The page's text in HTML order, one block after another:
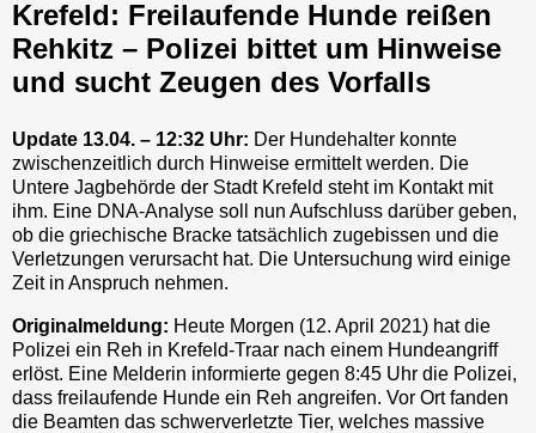
Krefeld: Freilaufende Hunde reißen
Rehkitz – Polizei bittet um Hinweise
und sucht Zeugen des Vorfalls
Update 13.04. – 12:32 Uhr: Der Hundehalter konnte
zwischenzeitlich durch Hinweise ermittelt werden. Die
Untere Jagbehörde der Stadt Krefeld steht im Kontakt mit
ihm. Eine DNA-Analyse soll nun Aufschluss darüber geben,
ob die griechische Bracke tatsächlich zugebissen und die
Verletzungen verursacht hat. Die Untersuchung wird einige
Zeit in Anspruch nehmen.
Originalmeldung: Heute Morgen (12. April 2021) hat die
Polizei ein Reh in Krefeld-Traar nach einem Hundeangriff
erlöst. Eine Melderin informierte gegen 8:45 Uhr die Polizei,
dass freilaufende Hunde ein Reh angreifen. Vor Ort fanden
die Beamten das schwerverletzte Tier, welches massive